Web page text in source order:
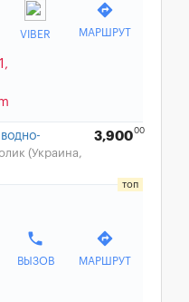
VIBER
directions
МАРШРУТ
(Украина,
3,90000
phone
ВЫЗОВ
directions
МАРШРУТ